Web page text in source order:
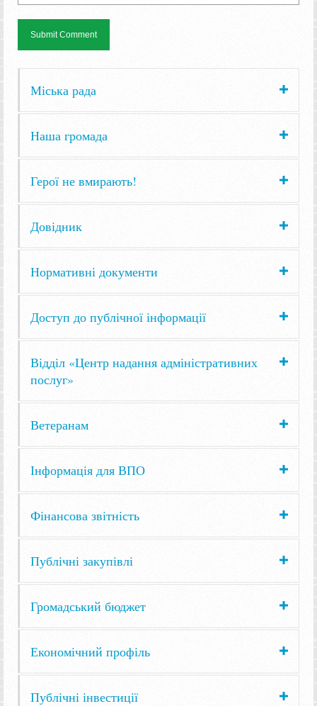
Міська рада
Наша громада
Герої не вмирають!
Довідник
Нормативні документи
Доступ до публічної інформації
Відділ «Центр надання адміністративних
послуг»
Ветеранам
Інформація для ВПО
Фінансова звітність
Публічні закупівлі
Громадський бюджет
Економічний профіль
Публічні інвестиції